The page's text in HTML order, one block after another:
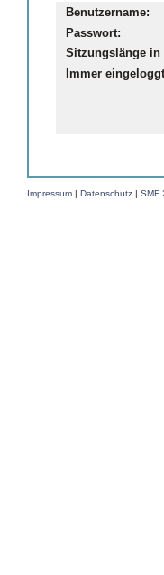
Benutzername:
Passwort:
Sitzungslänge in
Immer
Impressum Datenschutz SMF